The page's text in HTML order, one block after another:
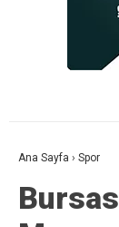
Ana Sayfa › Spor